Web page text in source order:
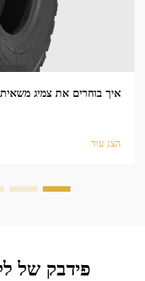
איך בוחרים את צמיג
הצג עוד
פידבק של